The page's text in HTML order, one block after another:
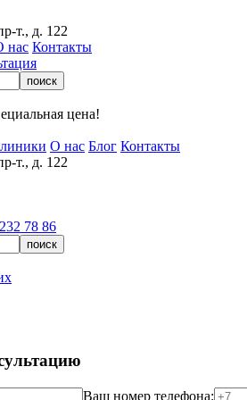
т., д. 122
нас Контакты
цена!
О нас Блог Контакты
т., д. 122
78 86
Ваш номер телефона: